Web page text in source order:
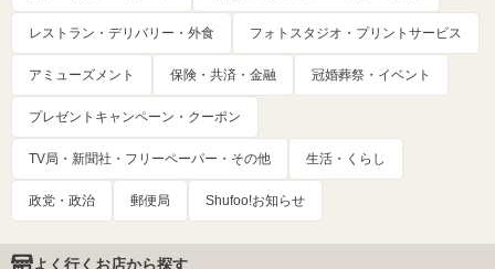
レストラン・デリバリー・外食 フォトスタジオ・プリントサービス
アミューズメント 保険・共済・金融 冠婚葬祭・イベント
プレゼントキャンペーン・クーポン
TV局・新聞社・フリーペーパー・その他 生活・くらし
政党・政治 郵便局 Shufoo!お知らせ
よく行くお店から探す